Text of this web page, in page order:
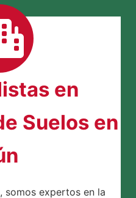
en
Suelos en
, somos expertos en la